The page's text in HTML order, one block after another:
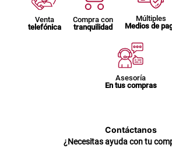
Venta
telefónica
Compra con
tranquilidad
Múltiples
Medios de
Asesoría
En tus compras
Contáctanos
¿Necesitas ayuda con tu